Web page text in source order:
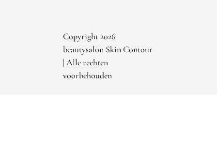
Copyright 2026
beautysalon Skin Contour
| Alle rechten
voorbehouden